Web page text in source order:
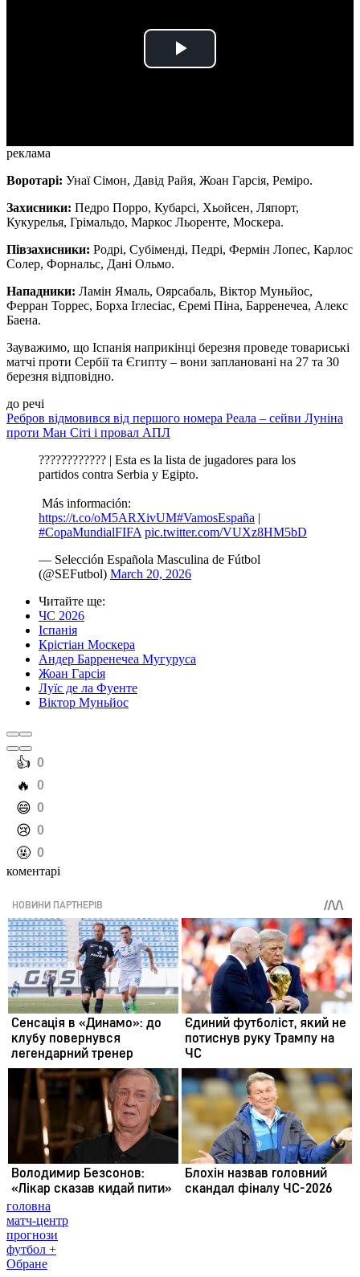
Play
реклама
Воротарі: Унаї Сімон, Давід Райя, Жоан Гарсія, Реміро.
Захисники: Педро Порро, Кубарсі, Хьойсен, Ляпорт,
Кукурелья, Грімальдо, Маркос Льоренте, Москера.
Півзахисники: Родрі, Субіменді, Педрі, Фермін Лопес, Карлос
Солер, Форнальс, Дані Ольмо.
Нападники: Ламін Ямаль, Оярсабаль, Віктор Муньйос,
Ферран Торрес, Борха Іглесіас, Єремі Піна, Барренечеа, Алекс
Баена.
Зауважимо, що Іспанія наприкінці березня проведе товариські
матчі проти Сербії та Єгипту – вони заплановані на 27 та 30
березня відповідно.
до речі
Ребров відмовився від першого номера Реала – сейви Луніна
проти Ман Сіті і провал АПЛ
???????????? | Esta es la lista de jugadores para los
partidos contra Serbia y Egipto.
️ Más información:
https://t.co/oM5ARXivUM#VamosEspaña |
#CopaMundialFIFA pic.twitter.com/VUXz8HM5bD
— Selección Española Masculina de Fútbol
(@SEFutbol) March 20, 2026
Читайте ще:
ЧС 2026
Іспанія
Крістіан Москера
Андер Барренечеа Мугуруса
Жоан Гарсія
Луїс де ла Фуенте
Віктор Муньйос
️👍 0
️🔥 0
️😄 0
️😢 0
️🤬 0
коментарі
головна
матч-центр
прогнози
футбол +
Обране